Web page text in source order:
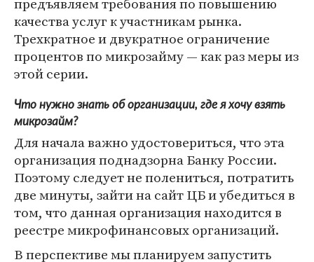
качества услуг к участникам рынка.
Трехкратное и двукратное ограничение
процентов по микрозайму — как раз меры из
этой серии.
Что нужно знать об организации, где я хочу взять
микрозайм?
Для начала важно удостовериться, что эта
организация поднадзорна Банку России.
Поэтому следует не полениться, потратить
две минуты, зайти на сайт ЦБ и убедиться в
том, что данная организация находится в
реестре микрофинансовых организаций.
В перспективе мы планируем запустить